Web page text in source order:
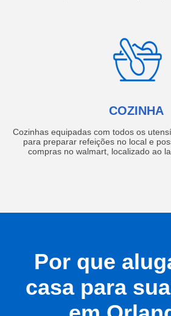
COZINHA
Cozinhas equipadas com todos os
para preparar refeições no local e
compras no walmart, localizado ao
Por que
casa para